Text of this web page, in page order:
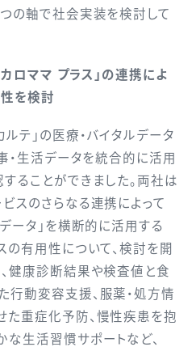
の軸で社会実装を検討して
カロママ プラス」の連携によ
を検討
テ」の医療・バイタルデータ
・生活データを統合的に活用
ることができました。両社は
スのさらなる連携によって
データ」を横断的に活用する
有用性について、検討を開
健康診断結果や検査値と食
動変容支援、服薬・処方情
た重症化予防、慢性疾患を抱
生活習慣サポートなど、